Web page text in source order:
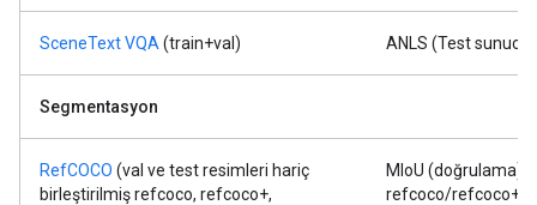
SceneText VQA (train+val) ANLS (Test
Segmentasyon
RefCOCO (val ve test resimleri hariç
birleştirilmiş refcoco, refcoco+,
MIoU (doğrulama)
refcoco/refcoco+/